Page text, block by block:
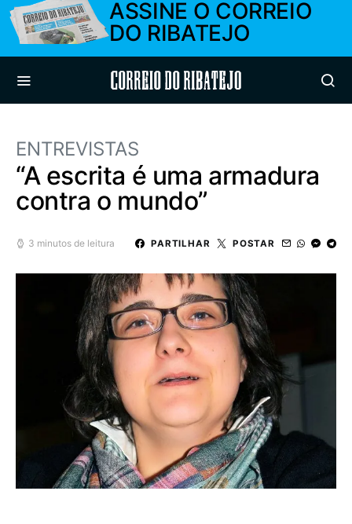
ASSINE O CORREIO
DO RIBATEJO
Correio do Ribatejo
ENTREVISTAS
“A escrita é uma armadura
contra o mundo”
3 minutos de leitura PARTILHAR POSTAR